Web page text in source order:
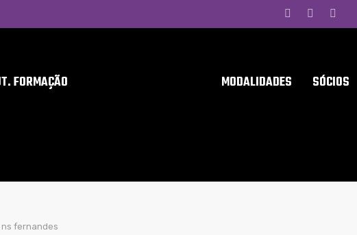
FORMAÇÃO MODALIDADES SÓCIOS
ns fernandes